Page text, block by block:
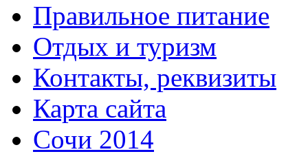
Правильное питание
Отдых и туризм
Контакты, реквизиты
Карта сайта
Сочи 2014